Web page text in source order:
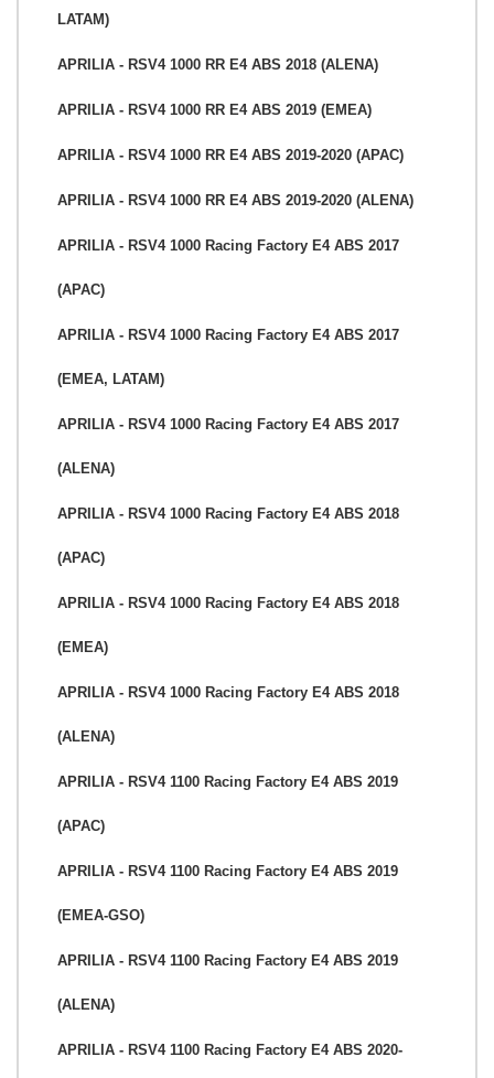
LATAM)
APRILIA - RSV4 1000 RR E4 ABS 2018 (ALENA)
APRILIA - RSV4 1000 RR E4 ABS 2019 (EMEA)
APRILIA - RSV4 1000 RR E4 ABS 2019-2020 (APAC)
APRILIA - RSV4 1000 RR E4 ABS 2019-2020 (ALENA)
APRILIA - RSV4 1000 Racing Factory E4 ABS 2017
(APAC)
APRILIA - RSV4 1000 Racing Factory E4 ABS 2017
(EMEA, LATAM)
APRILIA - RSV4 1000 Racing Factory E4 ABS 2017
(ALENA)
APRILIA - RSV4 1000 Racing Factory E4 ABS 2018
(APAC)
APRILIA - RSV4 1000 Racing Factory E4 ABS 2018
(EMEA)
APRILIA - RSV4 1000 Racing Factory E4 ABS 2018
(ALENA)
APRILIA - RSV4 1100 Racing Factory E4 ABS 2019
(APAC)
APRILIA - RSV4 1100 Racing Factory E4 ABS 2019
(EMEA-GSO)
APRILIA - RSV4 1100 Racing Factory E4 ABS 2019
(ALENA)
APRILIA - RSV4 1100 Racing Factory E4 ABS 2020-